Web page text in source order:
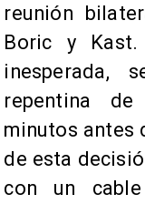
reunión
Boric y Kast.
inesperada,
repentina
minutos antes
de esta
con un